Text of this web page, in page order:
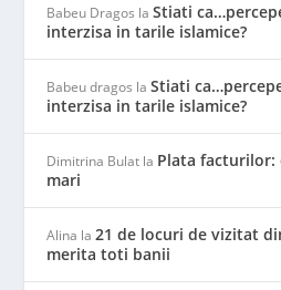
Babeu Dragos laStiati
interzisa in tarile islamice?
Babeu dragos laStiati
interzisa in tarile islamice?
Dimitrina Bulat la Plata facturilor:
mari
Alina la21 de locuri de vizitat
merita toti banii